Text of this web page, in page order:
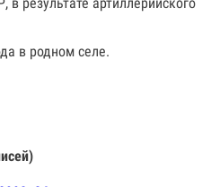
в родном селе.